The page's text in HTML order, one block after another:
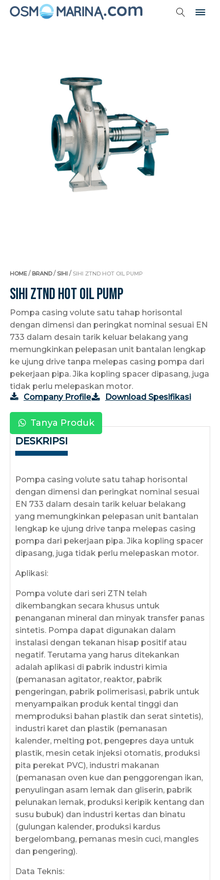
HOME / BRAND/ SIHI / SIHI ZTND HOT OIL PUMP
Sihi ZTND Hot Oil Pump
Pompa casing volute satu tahap horisontal
dengan dimensi dan peringkat nominal sesuai EN
733 dalam desain tarik keluar belakang yang
memungkinkan pelepasan unit bantalan lengkap
ke ujung drive tanpa melepas casing pompa dari
pekerjaan pipa. Jika kopling spacer dipasang, juga
tidak perlu melepaskan motor.
Company Profile
Download Spesifikasi
Tanya Produk
DESKRIPSI
Pompa casing volute satu tahap horisontal
dengan dimensi dan peringkat nominal sesuai
EN 733 dalam desain tarik keluar belakang
yang memungkinkan pelepasan unit bantalan
lengkap ke ujung drive tanpa melepas casing
pompa dari pekerjaan pipa. Jika kopling spacer
dipasang, juga tidak perlu melepaskan motor.
Aplikasi:
Pompa volute dari seri ZTN telah
dikembangkan secara khusus untuk
penanganan mineral dan minyak transfer panas
sintetis. Pompa dapat digunakan dalam
instalasi dengan tekanan hisap positif atau
negatif. Terutama yang harus ditekankan
adalah aplikasi di pabrik industri kimia
(pemanasan agitator, reaktor, pabrik
pengeringan, pabrik polimerisasi, pabrik untuk
menyampaikan produk kental tinggi dan
memproduksi bahan plastik dan serat sintetis),
industri karet dan plastik (pemanasan
kalender, melting pot, pengepres daya untuk
plastik, mesin cetak injeksi otomatis, produksi
pita perekat PVC), industri makanan
(pemanasan oven kue dan penggorengan ikan,
penyulingan asam lemak dan gliserin, pabrik
pelunakan lemak, produksi keripik kentang dan
susu bubuk) dan industri kertas dan binatu
(gulungan kalender, produksi kardus
bergelombang, pemanas mesin cuci, mangles
dan pengering).
Data Teknis: